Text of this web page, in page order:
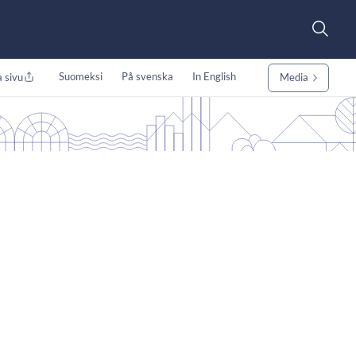
sivu Suomeksi På svenska In English Media